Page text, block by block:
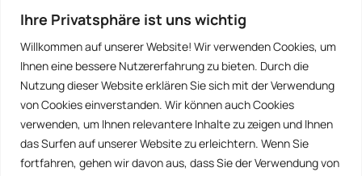
Ihre Privatsphäre ist uns wichtig
Willkommen auf unserer Website! Wir verwenden Cookies, um
Ihnen eine bessere Nutzererfahrung zu bieten. Durch die
Nutzung dieser Website erklären Sie sich mit der Verwendung
von Cookies einverstanden. Wir können auch Cookies
verwenden, um Ihnen relevantere Inhalte zu zeigen und Ihnen
das Surfen auf unserer Website zu erleichtern. Wenn Sie
fortfahren, gehen wir davon aus, dass Sie der Verwendung von